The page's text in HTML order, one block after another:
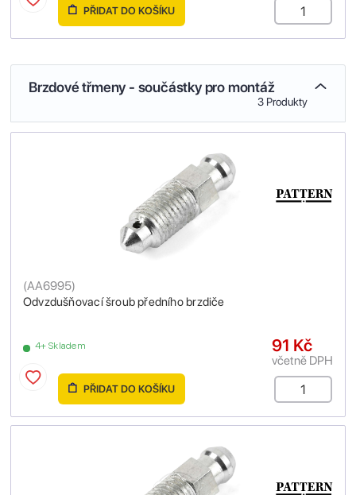
PŘIDAT DO KOŠÍKU
Brzdové třmeny - součástky pro montáž
3 Produkty
Odvzdušňovací šroub předního brzdiče
(AA6995)
4+ Skladem 91 Kč
včetně DPH
PŘIDAT DO KOŠÍKU